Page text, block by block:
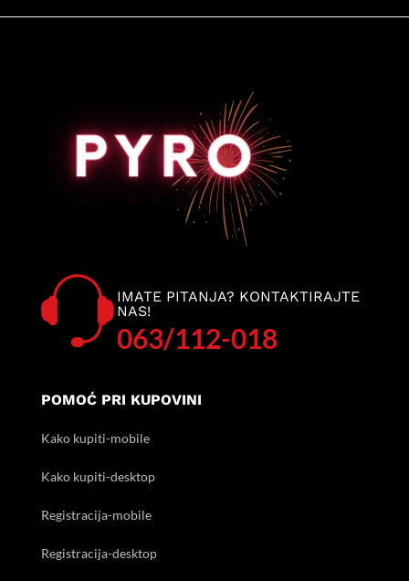
IMATE PITANJA? KONTAKTIRAJTE
NAS!
063/112-018
POMOĆ PRI KUPOVINI
Kako kupiti-mobile
Kako kupiti-desktop
Registracija-mobile
Registracija-desktop